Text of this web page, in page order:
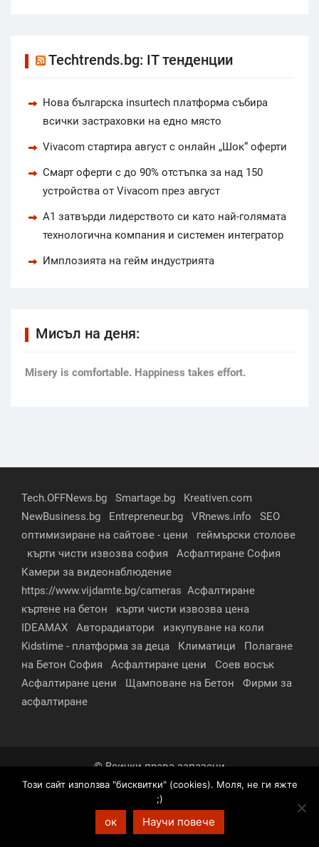
Techtrends.bg: IT тенденции
Нова българска insurtech платформа събира
всички застраховки на едно място
Vivacom стартира август с онлайн „Шок“ оферти
Смарт оферти с до 90% отстъпка за над 150
устройства от Vivacom през август
А1 затвърди лидерството си като най-голямата
технологична компания и системен интегратор
Имплозията на гейм индустрията
Мисъл на деня:
Мisery is comfortable. Happiness takes effort.
Tech.OFFNews.bg Smartage.bg
Kreativen.com
NewBusiness.bg
Entrepreneur.bg VRnews.info
SEO
оптимизиране на сайтове - цени
геймърски столове
кърти чисти извозва софия
Асфалтиране София
Камери за видеонаблюдение
https://www.vijdamte.bg/cameras Асфалтиране
къртене на бетон
кърти чисти извозва цена
IDEAMAX
Авторадиатори
изкупуване на коли
Kidstime - платформа за деца
Климатици
Полагане
на Бетон София
Асфалтиране цени
Соев восък
Асфалтиране цени
Щамповане на Бетон
Фирми за
асфалтиране
© Всички права запазени
За нас
Контакти Реклама
Партньори
Условия за поверителност
Този сайт използва "бисквитки" (cookies). Моля, не ги яжте
;)
ок Научи повече